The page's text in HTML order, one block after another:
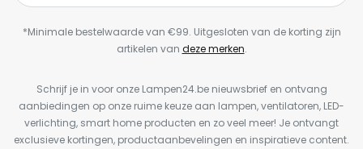
*Minimale bestelwaarde van €99. Uitgesloten van de korting zijn
artikelen van deze merken.
Schrijf je in voor onze Lampen24.be nieuwsbrief en ontvang
aanbiedingen op onze ruime keuze aan lampen, ventilatoren, LED-
verlichting, smart home producten en zo veel meer! Je ontvangt
exclusieve kortingen, productaanbevelingen en inspiratieve content.